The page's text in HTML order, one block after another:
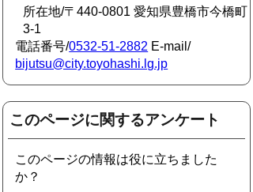
所在地/〒440-0801 愛知県豊橋市今橋町
3-1
電話番号/0532-51-2882 E-mail/
bijutsu@city.toyohashi.lg.jp
このページに関するアンケート
このページの情報は役に立ちました
か？